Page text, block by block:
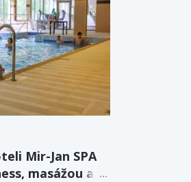
Mir-Jan SPA
masážou a